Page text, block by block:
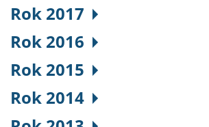
Rok 2017
Rok 2016
Rok 2015
Rok 2014